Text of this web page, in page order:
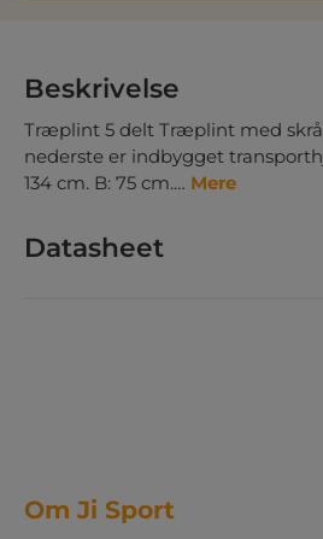
Beskrivelse
Træplint 5 delt Træplint med skrå
nederste er indbygget
134 cm. B: 75 cm.… Mere
Datasheet
Om Ji Sport